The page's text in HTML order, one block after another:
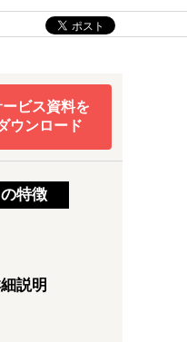
ービス資料を
ウンロード
特徴
説明